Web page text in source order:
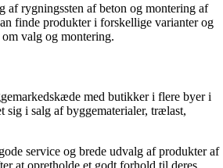
af rygningssten af beton og montering af
finde produkter i forskellige varianter og
valg og montering.
med butikker i flere byer i
sig i salg af byggematerialer, trælast,
service og brede udvalg af produkter af